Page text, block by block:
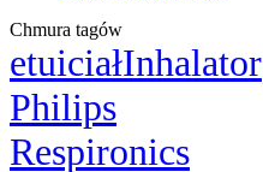
Chmura tagów
etuiciałInhalator
Philips
Respironics